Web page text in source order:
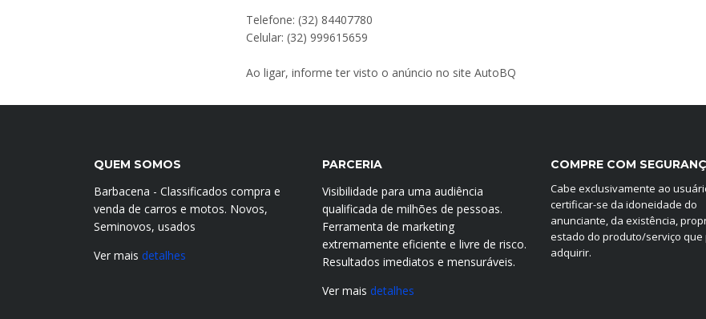
Telefone: (32) 84407780
Celular: (32) 999615659
Ao ligar, informe ter visto o anúncio no site AutoBQ
QUEM SOMOS
Barbacena - Classificados compra e
venda de carros e motos. Novos,
Seminovos, usados
Ver mais detalhes
PARCERIA
Visibilidade para uma audiência
qualificada de milhões de pessoas.
Ferramenta de marketing
extremamente eficiente e livre de risco.
Resultados imediatos e mensuráveis.
Ver mais detalhes
COMPRE COM
Cabe exclusivamente ao
certificar-se da idoneidade do
anunciante, da existência,
estado do produto/serviço que
adquirir.